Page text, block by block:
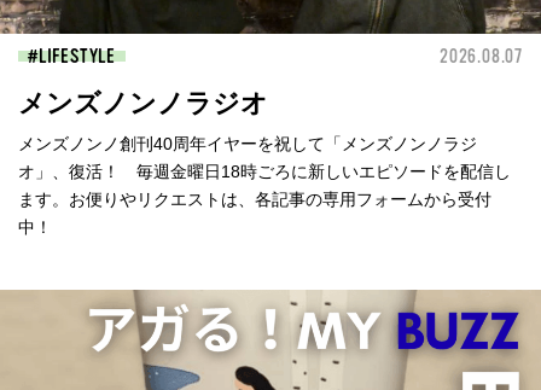
LIFESTYLE 2026.08.07
メンズノンノラジオ
メンズノンノ創刊40周年イヤーを祝して「メンズノンノラジ
オ」、復活！ 毎週金曜日18時ごろに新しいエピソードを配信し
ます。お便りやリクエストは、各記事の専用フォームから受付
中！